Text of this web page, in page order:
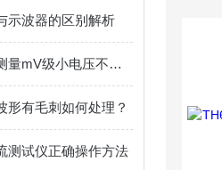
示波器的区别解析
泰克示波器测量mV级小电压不准确的调整方法
形有毛刺如何处理？
测试仪正确操作方法